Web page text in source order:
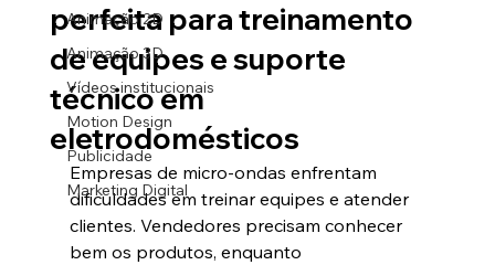
Animação 2D
Animação 3D
Vídeos institucionais
Motion Design
Publicidade
Marketing Digital
perfeita para treinamento
de equipes e suporte
técnico em
eletrodomésticos
Empresas de micro-ondas enfrentam
dificuldades em treinar equipes e atender
clientes. Vendedores precisam conhecer
bem os produtos, enquanto